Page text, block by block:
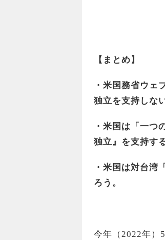
【まとめ】
・米国務省ウェ
独立を支持しな
・米国は「一つ
独立』を支持す
・米国は対台湾
ろう。
今年（2022年）